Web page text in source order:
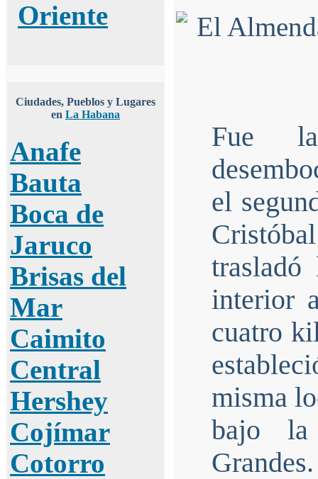
Oriente
Ciudades, Pueblos y Lugares
en La Habana
Anafe
Bauta
Boca de
Jaruco
Brisas del
Mar
Caimito
Central
Hershey
Cojímar
Cotorro
Fue
el
interior
cuatro
misma
bajo la
Grandes.